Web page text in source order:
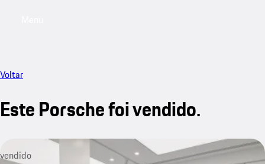
Voltar
Este Porsche foi vendido.
vendido